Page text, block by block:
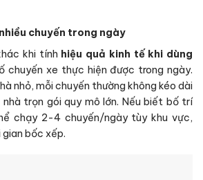
chuyến trong ngày
khi tính hiệu quả kinh tế khi dùng
chuyến xe thực hiện được trong ngày.
nhỏ, mỗi chuyến thường không kéo dài
nhà trọn gói quy mô lớn. Nếu biết bố trí
chạy 2-4 chuyến/ngày tùy khu vực,
bốc xếp.